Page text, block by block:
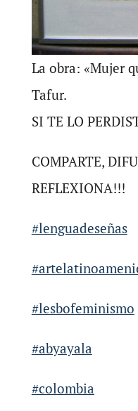
La obra: «Mujer
Tafur.
SI TE LO
COMPARTE,
REFLEXIONA!!!
#lenguadeseñas
#lesbofeminismo
#abyayala
#colombia